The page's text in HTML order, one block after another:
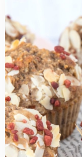
about
Volkoren
amandel-
kaneel
bananenbrood
muffins